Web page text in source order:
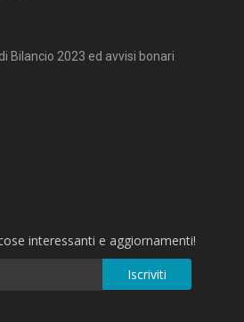
di Bilancio 2023 ed avvisi bonari
interessanti e aggiornamenti!
Iscriviti